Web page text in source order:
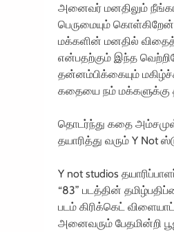
அனைவர் மனதிலும் நீங்கா
பெருமையும்
மக்களின் மனதில்
என்பதற்கும் இந்த
தன்னம்பிக்கையும்
கதையை நம் மக்களுக்கு
தொடர்ந்து கதை
தயாரித்து வரும் Y Not
Y not studios
“83” படத்தின்
படம் கிரிக்கெட்
அனைவரும் பேதமின்றி